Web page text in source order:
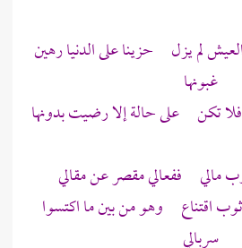
لم يزل حزينا على الدنيا رهين
غبونها
تكن على حالة إلا رضيت بدونها
مالي ففعالي مقصر عن مقالي
اقتناع وهو من بين ما اكتسوا
سربالي